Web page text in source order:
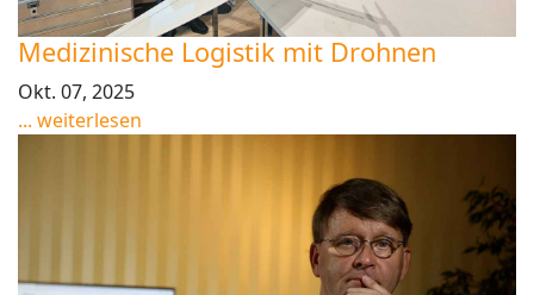
Medizinische Logistik mit Drohnen
Okt. 07, 2025
... weiterlesen